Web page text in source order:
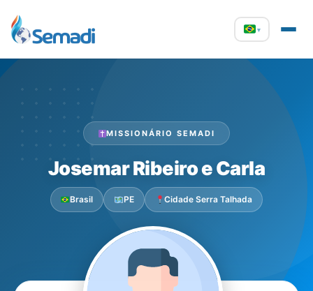
▾
MISSIONÁRIO SEMADI
Josemar Ribeiro e Carla
Brasil PE Cidade Serra Talhada